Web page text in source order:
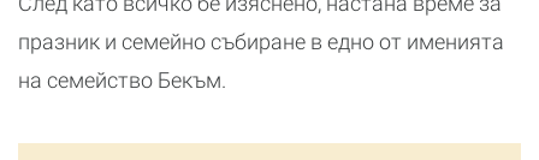
празник и семейно събиране в едно от именията
на семейство Бекъм.